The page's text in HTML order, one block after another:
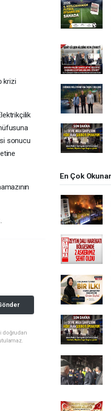
krizi
sonucu
doğrudan
En Çok